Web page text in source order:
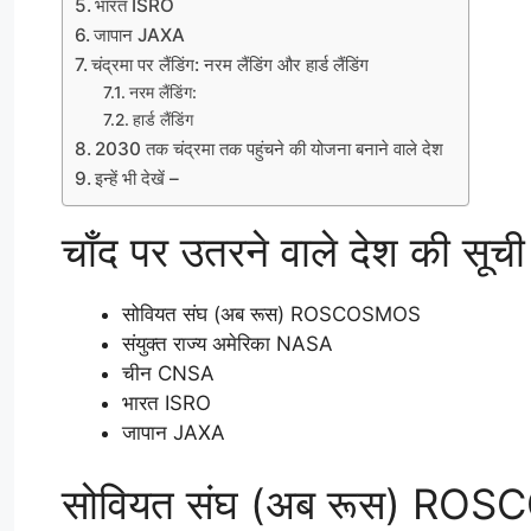
भारत ISRO
जापान JAXA
चंद्रमा पर लैंडिंग: नरम लैंडिंग और हार्ड लैंडिंग
नरम लैंडिंग:
हार्ड लैंडिंग
2030 तक चंद्रमा तक पहुंचने की योजना बनाने वाले देश
इन्हें भी देखें –
चाँद पर उतरने वाले देश की सूची
सोवियत संघ (अब रूस) ROSCOSMOS
संयुक्त राज्य अमेरिका NASA
चीन CNSA
भारत ISRO
जापान JAXA
सोवियत संघ (अब रूस)